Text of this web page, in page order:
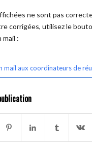
ne sont pas
corrigées, utilisez le
mail :
mail aux coordinateurs de